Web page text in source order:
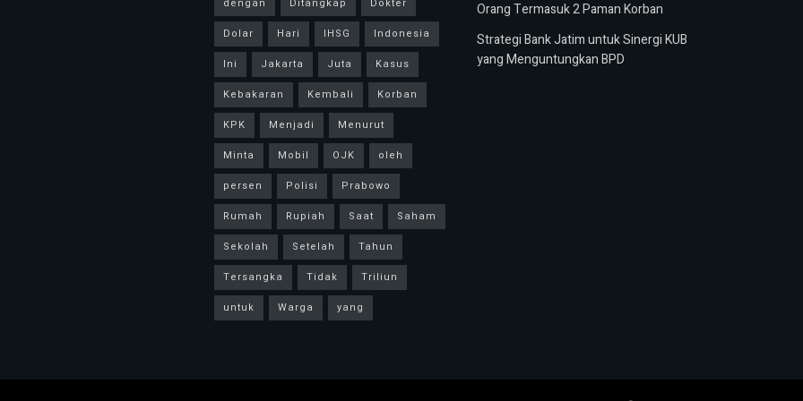
dengan
Ditangkap
Dokter
Dolar
Hari IHSG
Indonesia
Ini
Jakarta Juta
Kasus
Kebakaran
Kembali
Korban
KPK
Menjadi
Menurut
Minta
Mobil OJK
oleh
persen
Polisi
Prabowo
Rumah
Rupiah Saat
Saham
Sekolah
Setelah
Tahun
Tersangka
Tidak
Triliun
untuk
Warga yang
Orang Termasuk 2 Paman Korban
Strategi Bank Jatim untuk Sinergi KUB
yang Menguntungkan BPD